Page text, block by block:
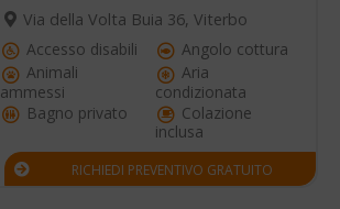
Via della Volta Buia 36, Viterbo
Accesso disabili
Angolo cottura
Animali
ammessi
Aria
condizionata
Bagno privato
Colazione
inclusa
RICHIEDI PREVENTIVO GRATUITO